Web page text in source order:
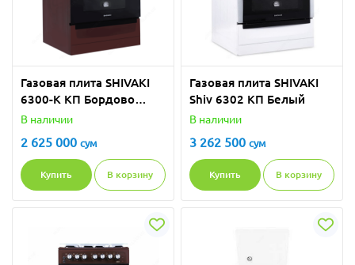
Газовая плита SHIVAKI
6300-K КП Бордово
матовый
В наличии
2 625 000 сум
Купить В корзину
Газовая плита SHIVAKI
Shiv 6302 КП Белый
В наличии
3 262 500 сум
Купить В корзину